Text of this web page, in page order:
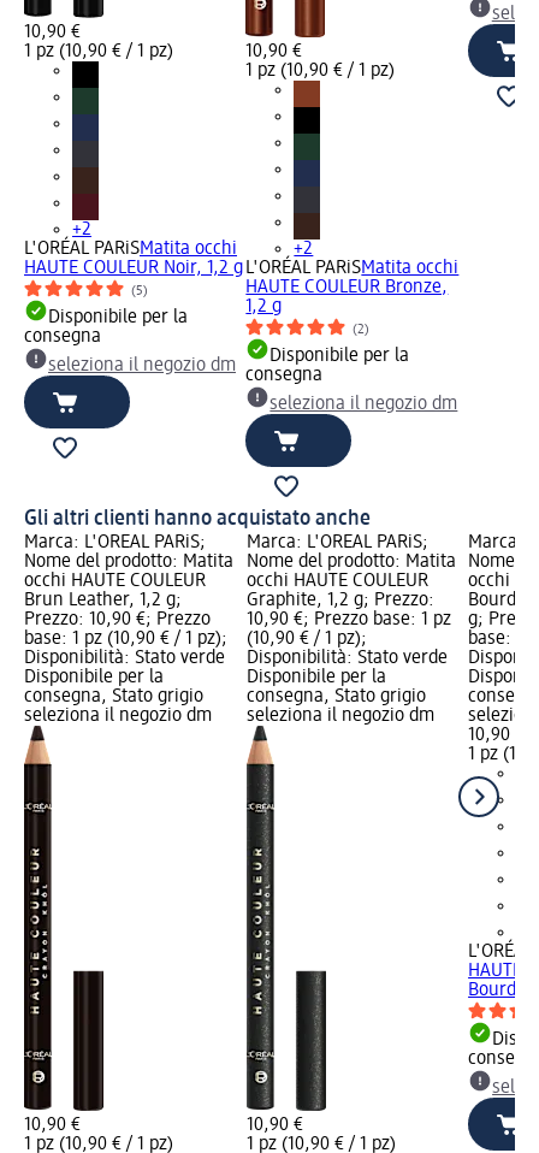
10,90 €
1 pz (10,90 € / 1 pz)
+2
L'ORÉAL PARiSMatita occhi
HAUTE COULEUR Noir, 1,2 g
(5)
Disponibile per la
consegna
seleziona il negozio dm
10,90 €
1 pz (10,90 € / 1 pz)
+2
L'ORÉAL PARiSMatita occhi
HAUTE COULEUR Bronze,
1,2 g
(2)
Disponibile per la
consegna
seleziona il negozio dm
Gli altri clienti hanno acquistato anche
Marca: L'ORÉAL PARiS;
Nome del prodotto: Matita
occhi HAUTE COULEUR
Brun Leather, 1,2 g;
Prezzo: 10,90 €; Prezzo
base: 1 pz (10,90 € / 1 pz);
Disponibilità: Stato verde
Disponibile per la
consegna, Stato grigio
seleziona il negozio dm
10,90 €
1 pz (10,90 € / 1 pz)
Marca: L'ORÉAL PARiS;
Nome del prodotto: Matita
occhi HAUTE COULEUR
Graphite, 1,2 g; Prezzo:
10,90 €; Prezzo base: 1 pz
(10,90 € / 1 pz);
Disponibilità: Stato verde
Disponibile per la
consegna, Stato grigio
seleziona il negozio dm
10,90 €
1 pz (10,90 € / 1 pz)
Marca:
Nome
occhi
g;
base: 1
10,90 €
1 pz
L'ORÉAL
HAUTE